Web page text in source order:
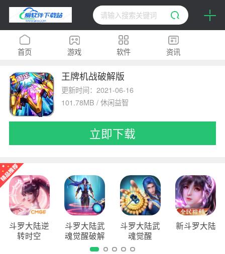
首页 游戏 软件 资讯
排行榜 专题 H5
王牌机战破解版
更新时间：2021-06-16
101.78MB / 休闲益智
立即下载
斗罗大陆逆
转时空
斗罗大陆武
魂觉醒破解
斗罗大陆武
魂觉醒
新斗罗大陆